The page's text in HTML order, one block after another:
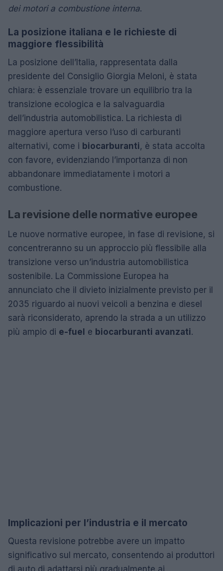
dei motori a combustione interna.
La posizione italiana e le richieste di
maggiore flessibilità
La posizione dell’Italia, rappresentata dalla
presidente del Consiglio Giorgia Meloni, è stata
chiara: è essenziale trovare un equilibrio tra la
transizione ecologica e la salvaguardia
dell’industria automobilistica. La richiesta di
maggiore apertura verso l’uso di carburanti
alternativi, come i biocarburanti, è stata accolta
con favore, evidenziando l’importanza di non
abbandonare immediatamente i motori a
combustione.
La revisione delle normative europee
Le nuove normative europee, in fase di revisione, si
concentreranno su un approccio più flessibile alla
transizione verso un’industria automobilistica
sostenibile. La Commissione Europea ha
annunciato che il divieto inizialmente previsto per il
2035 riguardo ai nuovi veicoli a benzina e diesel
sarà riconsiderato, aprendo la strada a un utilizzo
più ampio di e-fuel e biocarburanti avanzati.
Implicazioni per l’industria e il mercato
Questa revisione potrebbe avere un impatto
significativo sul mercato, consentendo ai produttori
di auto di adattarsi più gradualmente ai